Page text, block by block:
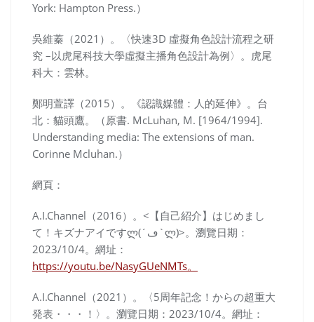
York: Hampton Press.）
吳維蓁（2021 ）。〈快速3D 虛擬角色設計流程之研
究 –以虎尾科技大學虛擬主播角色設計為例〉。虎尾
科大：雲林。
鄭明萱譯（2015）。《認識媒體 ： 人的延伸》。台
北：貓頭鷹。（原書. McLuhan, M. [1964/1994].
Understanding media: The extensions of man.
Corinne Mcluhan.）
網頁：
A.I.Channel（2016）。<【自己紹介】はじめまし
て！キズナアイですლ(´ڡ`ლ)>。瀏覽日期：
2023/10/4。 網址：
https://youtu.be/NasyGUeNMTs。
A.I.Channel（2021）。〈5周年記念！からの超重大
発表・・・！〉。 瀏覽日期：2023/10/4。 網址：